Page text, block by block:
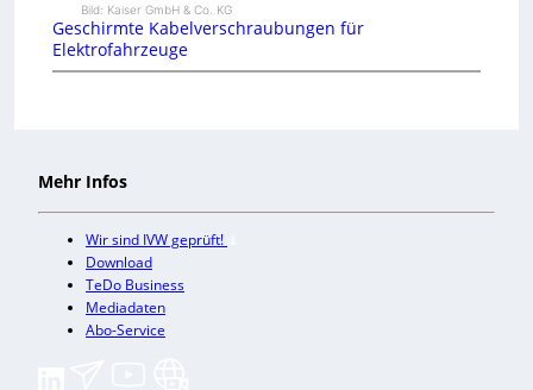
Bild: Kaiser GmbH & Co. KG
Geschirmte Kabelverschraubungen für
Elektrofahrzeuge
Mehr Infos
Wir sind IVW geprüft!
Download
TeDo Business
Mediadaten
Abo-Service